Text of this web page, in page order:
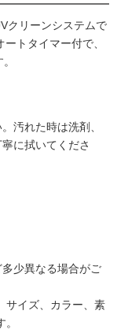
クリーンシステムで
トタイマー付で、
汚れた時は洗剤、
に拭いてくださ
少異なる場合がご
サイズ、カラー、素